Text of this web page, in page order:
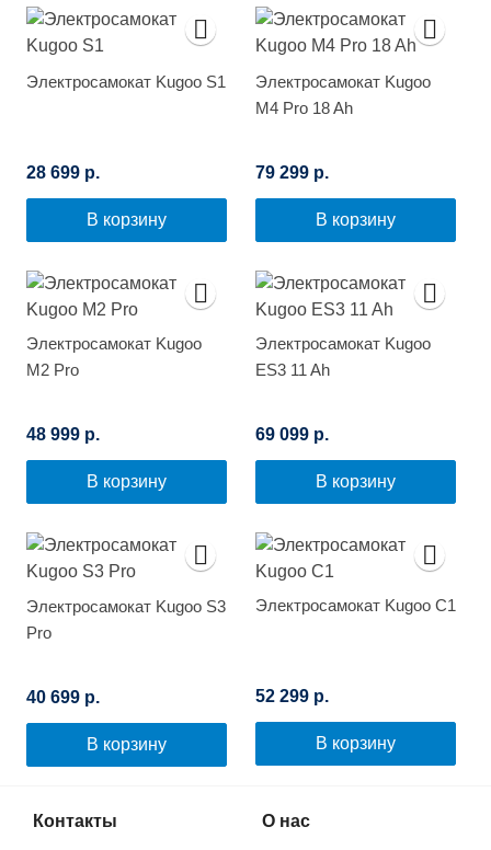
Электросамокат Kugoo S1
28 699 р.
В корзину
Электросамокат Kugoo
M4 Pro 18 Ah
79 299 р.
В корзину
Электросамокат Kugoo
M2 Pro
48 999 р.
В корзину
Электросамокат Kugoo
ES3 11 Ah
69 099 р.
В корзину
Электросамокат Kugoo S3
Pro
40 699 р.
В корзину
Электросамокат Kugoo C1
52 299 р.
В корзину
Контакты О нас